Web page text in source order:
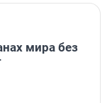
мира без